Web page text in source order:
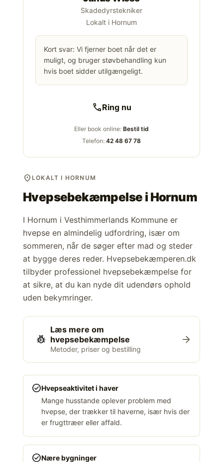
Skadedyrstekniker
Lokalt i Hornum
Kort svar: Vi fjerner boet når det er
muligt, og bruger støvbehandling kun
hvis boet sidder utilgængeligt.
callRing nu
Eller book online: Bestil tid
Telefon: 42 48 67 78
location_on LOKALT I HORNUM
Hvepsebekæmpelse i Hornum
I Hornum i Vesthimmerlands Kommune er
hvepse en almindelig udfordring, især om
sommeren, når de søger efter mad og steder
at bygge deres reder. Hvepsebekæmperen.dk
tilbyder professionel hvepsebekæmpelse for
at sikre, at du kan nyde dit udendørs ophold
uden bekymringer.
pest_control
Læs mere om
hvepsebekæmpelse
Metoder, priser og bestilling
arrow_forward
check_circleHvepseaktivitet i haver
Mange husstande oplever problem med
hvepse, der trækker til haverne, især hvis der
er frugttræer eller affald.
check_circleNære bygninger